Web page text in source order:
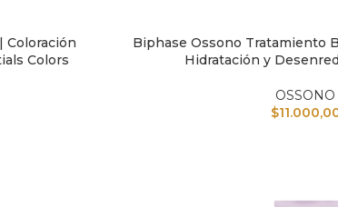
Coloración
Colors
AÑADIR AL CARRITO
Biphase Ossono Tratamiento
Hidratación y
OSSONO
$